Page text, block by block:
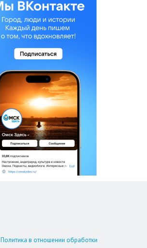
Политика в отношении обработки